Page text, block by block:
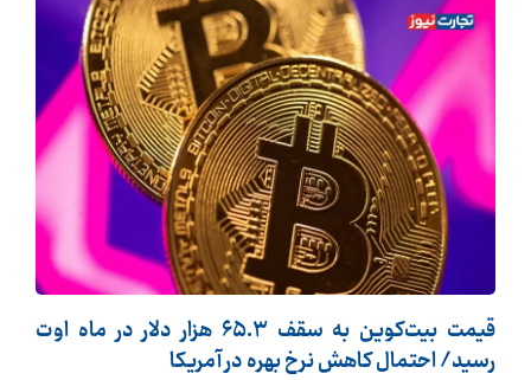
قیمت بیت‌کوین به سقف ۶۵.۳ هزار دلار در ماه اوت
رسید/ احتمال کاهش نرخ بهره در آمریکا